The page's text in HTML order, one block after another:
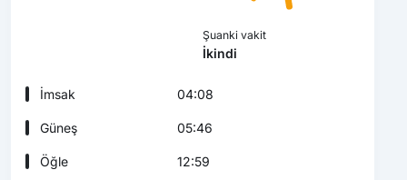
Şuanki vakit
İkindi
İmsak 04:08
Güneş 05:46
Öğle 12:59